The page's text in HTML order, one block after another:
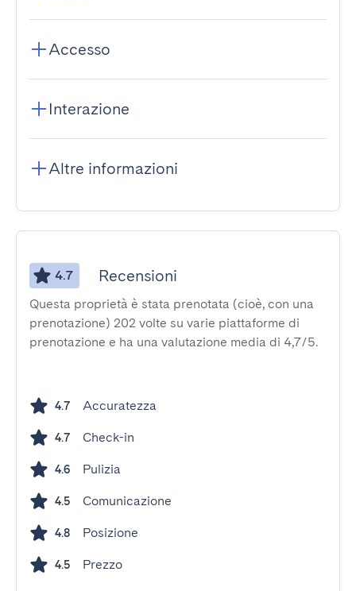
Accesso
Interazione
Altre informazioni
4.7 Recensioni
Questa proprietà è stata prenotata (cioè, con una
prenotazione) 202 volte su varie piattaforme di
prenotazione e ha una valutazione media di 4,7/5.
4.7 Accuratezza
4.7 Check-in
4.6 Pulizia
4.5 Comunicazione
4.8 Posizione
4.5 Prezzo